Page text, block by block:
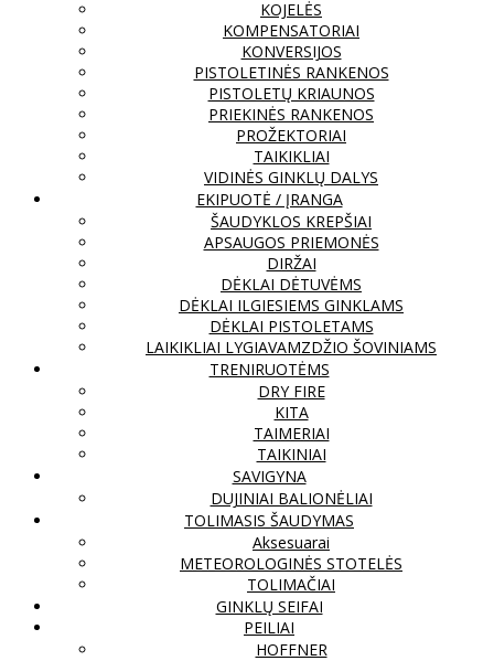
KOJELĖS
KOMPENSATORIAI
KONVERSIJOS
PISTOLETINĖS RANKENOS
PISTOLETŲ KRIAUNOS
PRIEKINĖS RANKENOS
PROŽEKTORIAI
TAIKIKLIAI
VIDINĖS GINKLŲ DALYS
EKIPUOTĖ / ĮRANGA
ŠAUDYKLOS KREPŠIAI
APSAUGOS PRIEMONĖS
DIRŽAI
DĖKLAI DĖTUVĖMS
DĖKLAI ILGIESIEMS GINKLAMS
DĖKLAI PISTOLETAMS
LAIKIKLIAI LYGIAVAMZDŽIO ŠOVINIAMS
TRENIRUOTĖMS
DRY FIRE
KITA
TAIMERIAI
TAIKINIAI
SAVIGYNA
DUJINIAI BALIONĖLIAI
TOLIMASIS ŠAUDYMAS
Aksesuarai
METEOROLOGINĖS STOTELĖS
TOLIMAČIAI
GINKLŲ SEIFAI
PEILIAI
HOFFNER